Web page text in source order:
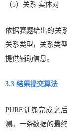
（5）关系 实体对
依据赛题给出的关
关系类型，关系类
提供辅助信息。
3.3 结果提交算法
PURE训练完成之
测。一条数据的最